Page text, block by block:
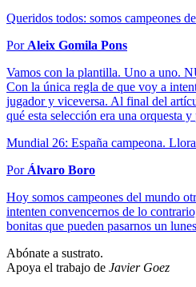
Queridos todos: somos campeones
Por Aleix Gomila Pons
Vamos con la plantilla. Uno a uno.
Con la única regla de que voy a
jugador y viceversa. Al final del
qué esta selección era una orquesta
Mundial 26: España campeona.
Por Álvaro Boro
Hoy somos campeones del mundo
intenten convencernos de lo
bonitas que pueden pasarnos un
Abónate a sustrato.
Apoya el trabajo de Javier Goez